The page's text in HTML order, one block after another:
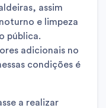
assim
e limpeza
pública.
adicionais no
condições é
a realizar